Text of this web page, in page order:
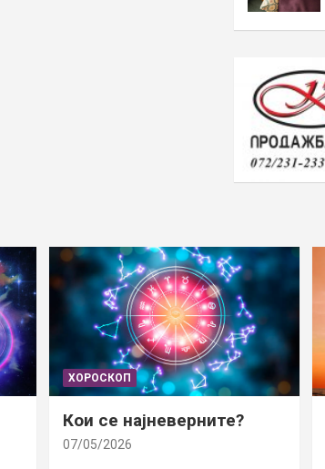
ХОРОСКОП
Кои се најневерните?
07/05/2026